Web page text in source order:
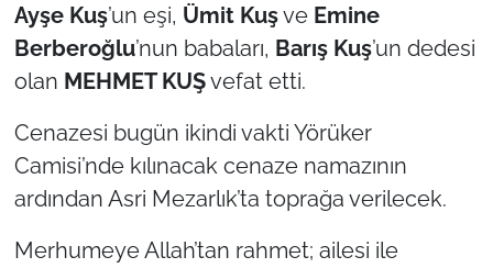
Ayşe Kuş’un eşi, Ümit Kuşve Emine
Berberoğlu’nun babaları, Barış Kuş’un dedesi
olan MEHMET KUŞvefat etti.
Cenazesi bugün ikindi vakti Yörüker
Camisi’nde kılınacak cenaze namazının
ardından Asri Mezarlık’ta toprağa verilecek.
Merhumeye Allah’tan rahmet; ailesi ile
EDİRNE
TEKİRDAĞ
KIRKLARELİ